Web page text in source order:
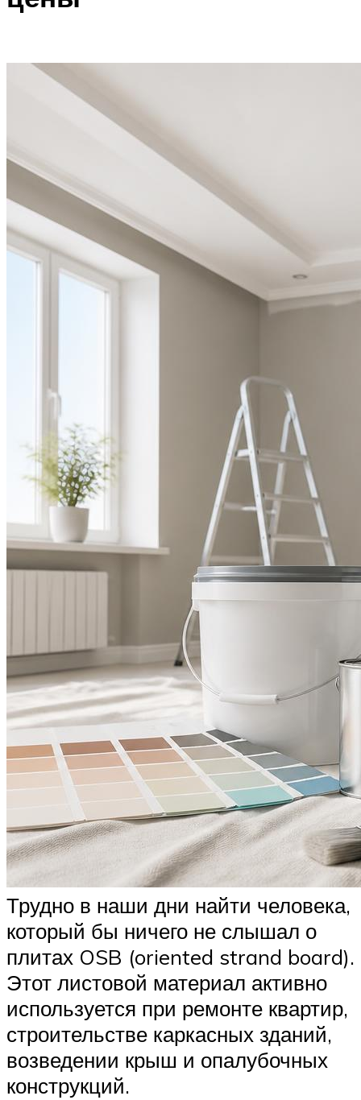
Трудно в наши дни найти человека,
который бы ничего не слышал о
плитах OSB (oriented strand board).
Этот листовой материал активно
используется при ремонте квартир,
строительстве каркасных зданий,
возведении крыш и опалубочных
конструкций.